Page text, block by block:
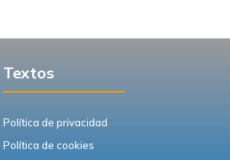
Textos
Política de privacidad
Política de cookies